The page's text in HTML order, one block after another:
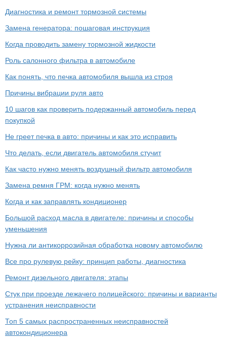
Диагностика и ремонт тормозной системы
Замена генератора: пошаговая инструкция
Когда проводить замену тормозной жидкости
Роль салонного фильтра в автомобиле
Как понять, что печка автомобиля вышла из строя
Причины вибрации руля авто
10 шагов как проверить подержанный автомобиль перед
покупкой
Не греет печка в авто: причины и как это исправить
Что делать, если двигатель автомобиля стучит
Как часто нужно менять воздушный фильтр автомобиля
Замена ремня ГРМ: когда нужно менять
Когда и как заправлять кондиционер
Большой расход масла в двигателе: причины и способы
уменьшения
Нужна ли антикоррозийная обработка новому автомобилю
Все про рулевую рейку: принцип работы, диагностика
Ремонт дизельного двигателя: этапы
Стук при проезде лежачего полицейского: причины и варианты
устранения неисправности
Топ 5 самых распространенных неисправностей
автокондиционера